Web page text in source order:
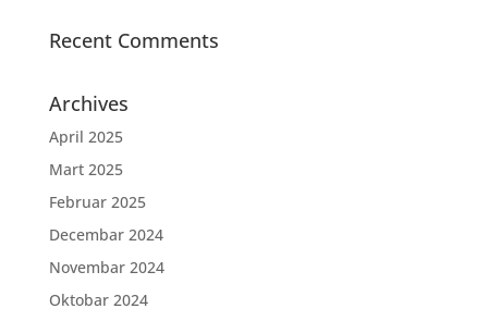
Recent Comments
Archives
April 2025
Mart 2025
Februar 2025
Decembar 2024
Novembar 2024
Oktobar 2024